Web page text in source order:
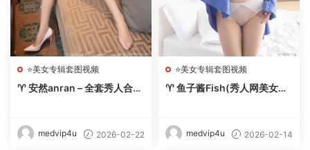
⭐美女专辑套图视频
♈ 安然anran – 全套秀人合集
medvip4u 2026-02-22
⭐美女专辑套图视频
♈ 鱼子酱Fish(秀人网美女写
medvip4u 2026-02-14